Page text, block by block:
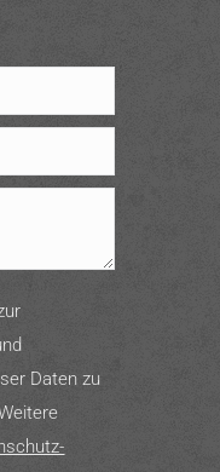
Daten zu